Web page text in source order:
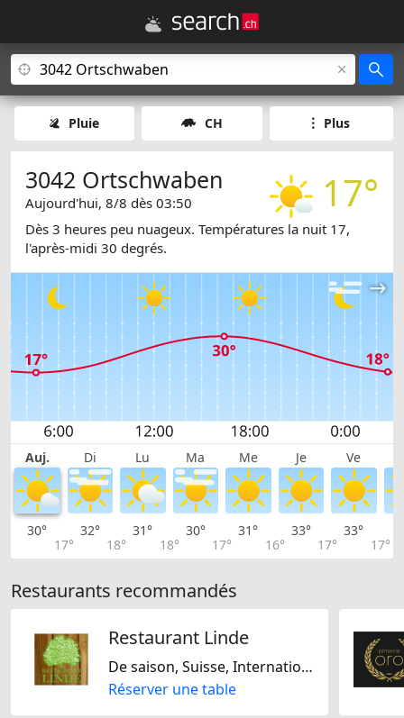
Pluie CH Plus
17°
3042 Ortschwaben
Aujourd'hui, 8/8 dès 03:50
Dès 3 heures peu nuageux. Températures la nuit 17,
l'après-midi 30 degrés.
Auj. Di Lu Ma Me Je Ve
30°
17°
32°
18°
31°
18°
30°
17°
31°
16°
33°
17°
33°
17°
Restaurants recommandés
Restaurant Linde
De saison, Suisse, Internationale, Régionale, Sans gluten, Sans lactose
Réserver une table